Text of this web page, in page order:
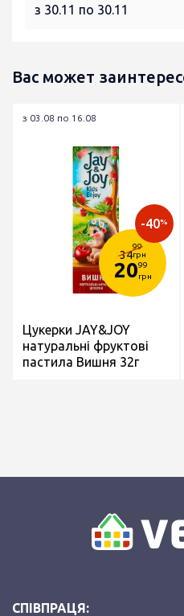
з 30.11 по 30.11
Вас может
з 03.08 по 16.08
34
99
грн
2099
грн
-40%
Цукерки JAY&JOY
натуральні фруктові
пастила Вишня 32г
СПІВПРАЦЯ: